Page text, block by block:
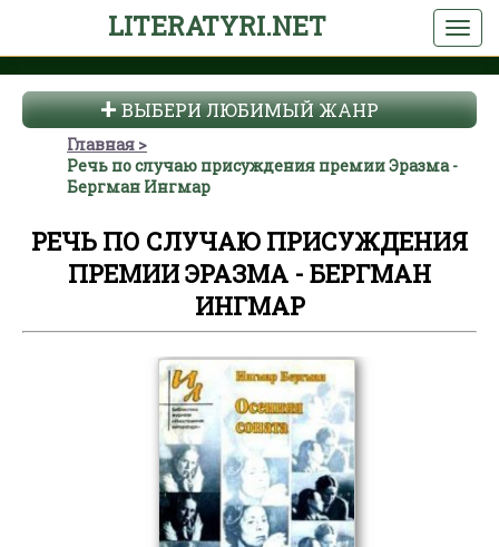
LITERATYRI.NET
ВЫБЕРИ ЛЮБИМЫЙ ЖАНР
Главная
Речь по случаю присуждения премии Эразма -
Бергман Ингмар
РЕЧЬ ПО СЛУЧАЮ ПРИСУЖДЕНИЯ
ПРЕМИИ ЭРАЗМА - БЕРГМАН
ИНГМАР